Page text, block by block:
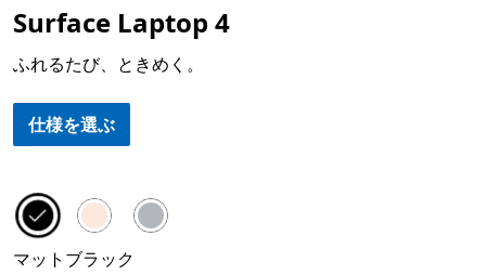
Surface Laptop 4
ふれるたび、ときめく。
仕様を選ぶ
Surface Laptop 4 のカラー オプション
マットブラック